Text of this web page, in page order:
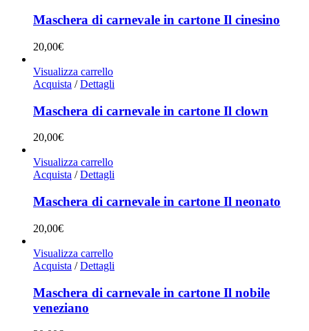
Maschera di carnevale in cartone Il cinesino
20,00€
Visualizza carrello
Acquista / Dettagli
Maschera di carnevale in cartone Il clown
20,00€
Visualizza carrello
Acquista / Dettagli
Maschera di carnevale in cartone Il neonato
20,00€
Visualizza carrello
Acquista / Dettagli
Maschera di carnevale in cartone Il nobile
veneziano